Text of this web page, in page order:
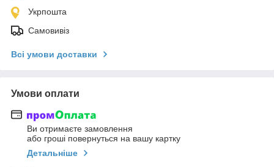
Укрпошта
Самовивіз
Всі умови доставки
Умови оплати
Ви отримаєте замовлення
або гроші повернуться на вашу картку
Детальніше